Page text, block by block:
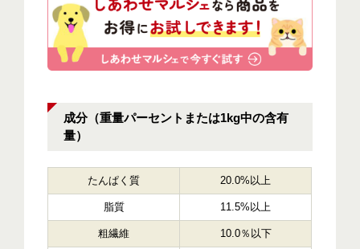
成分（重量パーセントまたは1kg中の含有
量）
たんぱく質 20.0%以上
脂質 11.5%以上
粗繊維 10.0％以下